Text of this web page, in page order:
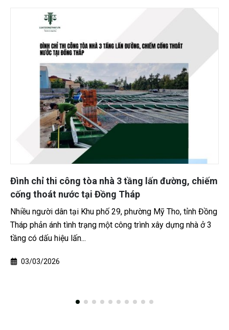
Đình chỉ thi công tòa nhà 3 tầng lấn đường, chiếm
cống thoát nước tại Đồng Tháp
Nhiều người dân tại Khu phố 29, phường Mỹ Tho, tỉnh Đồng
Tháp phản ánh tình trạng một công trình xây dựng nhà ở 3
tầng có dấu hiệu lấn...
03/03/2026